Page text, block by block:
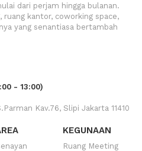
dari perjam hingga bulanan.
kantor, coworking space,
yang senantiasa bertambah
- 13:00)
Kav.76, Slipi Jakarta 11410
KEGUNAAN
Ruang Meeting